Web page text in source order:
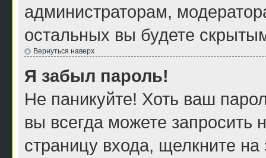
администраторам,
остальных вы будете
Вернуться наверх
Я забыл пароль!
Не паникуйте! Хоть ваш
вы всегда можете запросить
страницу входа, щелкните